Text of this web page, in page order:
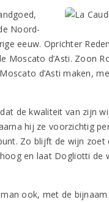
Noord-
eeuw. Oprichter
Moscato d’Asti. Zoon
d’Asti maken,
de kwaliteit van zijn
hij ze voorzichtig
Zo blijft de wijn zoet
en laat Dogliotti de
ook, met de bijnaam